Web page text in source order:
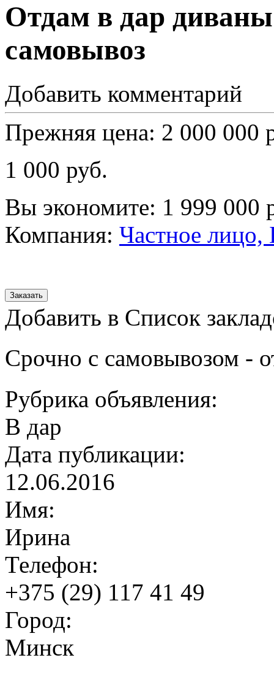
Отдам в дар
самовывоз
Добавить комментарий
Прежняя цена: 2 000 000
1 000 руб.
Вы экономите: 1 999 000
Компания: Частное лицо,
Добавить в Список
Срочно с самовывозом -
Рубрика объявления:
В дар
Дата публикации:
12.06.2016
Имя:
Ирина
Телефон:
+375 (29) 117 41 49
Город:
Минск